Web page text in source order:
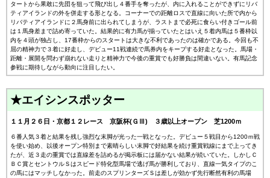
タートから果敢に先団を狙って飛び出し４番手を奪ったが、内に入れることができずにリバ
ティアイランドの外を併走する形となる。コーナーでの距離ロスで直線に向いた所で内から
リバティアイランドに２馬身前に出られてしまうが、ラストまで必死に食らい付きゴール前
は１馬身差まで詰め寄っていた。結果的に有力馬が揃っていたとはいえ５着内馬は５番枠以
内を４頭が独占し、17番枠からのスタートは大きな不利であったのは確かである。今回も不
屈の精神力で３着に好走し、デビュー11戦連続で馬券内をキープする好走となった。馬場・
距離・展開を問わず崩れない走りと精神力で今後の重賞でも好勝負は間違いない。有馬記念
参戦に期待しながら動向に注目したい。
★エイシンスポッター
１１月２６日・京都１２レース 京阪杯(ＧⅢ) ３歳以上オープン 芝1200ｍ
６番人気３着と結果を残し強烈な末脚が光った一戦となった。デビュー５戦目から1200ｍ戦
を使い始め、以後オープン特別まで素晴らしい末脚で好結果を続け重賞戦線にまで上ってき
たが、近３走の重賞では直線差を詰めるが掲示板には届かない結果が続いていた。しかしＣ
ＢＣ賞とセントウルＳはスピード特化型馬場で逃げ馬が勝利しており、直線一気タイプのこ
の馬にはマッチしなかった。前走のスプリンターズＳは差しが効かず先行断然有利の馬場